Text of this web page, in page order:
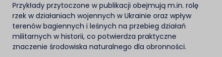
Przykłady przytoczone w publikacji obejmują m.in. rolę
rzek w działaniach wojennych w Ukrainie oraz wpływ
terenów bagiennych i leśnych na przebieg działań
militarnych w historii, co potwierdza praktyczne
znaczenie środowiska naturalnego dla obronności.